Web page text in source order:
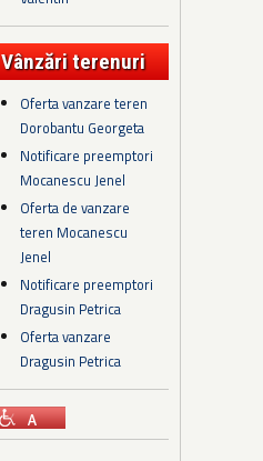
Vânzări terenuri
Oferta vanzare teren
Dorobantu Georgeta
Notificare preemptori
Mocanescu Jenel
Oferta de vanzare
teren Mocanescu
Jenel
Notificare preemptori
Dragusin Petrica
Oferta vanzare
Dragusin Petrica